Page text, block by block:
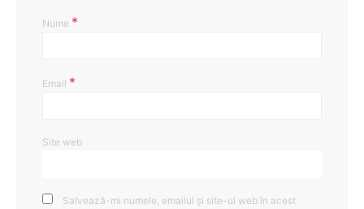
Nume *
Email *
Site web
Salvează-mi numele, emailul și site-ul web în acest